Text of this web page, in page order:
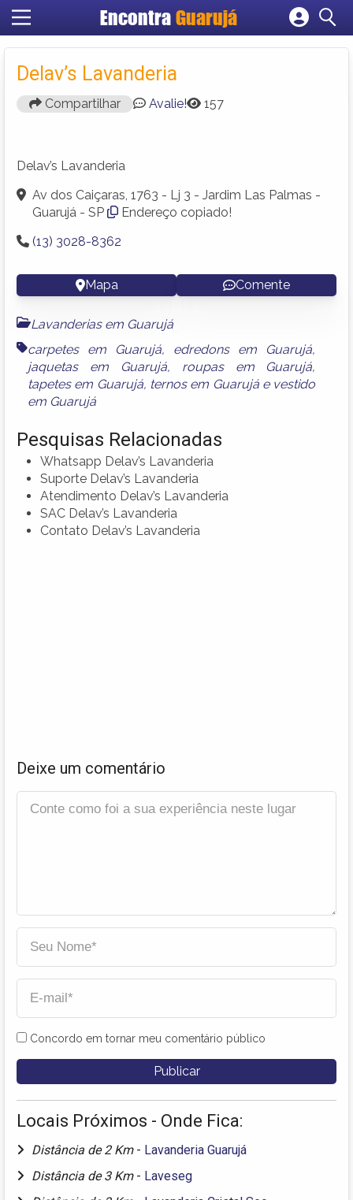
Encontra Guarujá
Cadastrar empresa
Criar conta
Delav’s Lavanderia
Compartilhar Avalie! 157
Delav’s Lavanderia
Av dos Caiçaras, 1763 - Lj 3 - Jardim Las Palmas -
Guarujá - SP
Endereço copiado!
(13) 3028-8362
Mapa Comente
Lavanderias em Guarujá
carpetes em Guarujá, edredons em Guarujá,
jaquetas em Guarujá, roupas em Guarujá,
tapetes em Guarujá, ternos em Guarujáe vestido
em Guarujá
Pesquisas Relacionadas
Whatsapp Delav’s Lavanderia
Suporte Delav’s Lavanderia
Atendimento Delav’s Lavanderia
SAC Delav’s Lavanderia
Contato Delav’s Lavanderia
Deixe um comentário
Concordo em tornar meu comentário público
Locais Próximos - Onde Fica:
Distância de 2 Km - Lavanderia Guarujá
Distância de 3 Km - Laveseg